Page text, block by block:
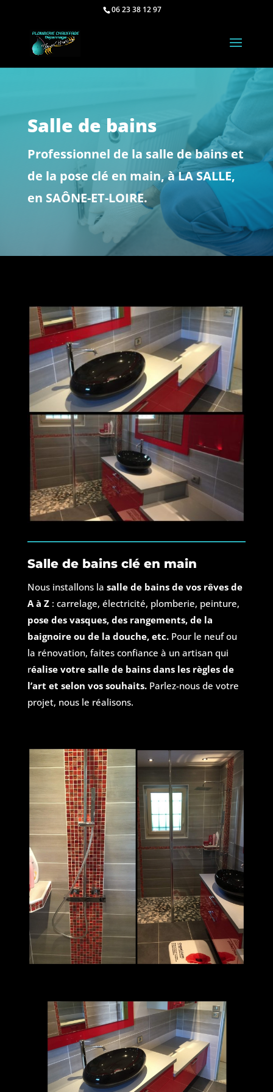
06 23 38 12 97
Salle de bains
Professionnel de la salle de bains et
de la pose clé en main, à LA SALLE,
en SAÔNE-ET-LOIRE.
Salle de bains clé en main
Nous installons la salle de bains de vos rêves de
A à Z: carrelage, électricité, plomberie, peinture,
pose des vasques, des rangements, de la
baignoire ou de la douche, etc.Pour le neuf ou
la rénovation, faites confiance à un artisan qui
réalise votre salle de bains dans les règles de
l’art et selon vos souhaits.Parlez-nous de votre
projet, nous le réalisons.